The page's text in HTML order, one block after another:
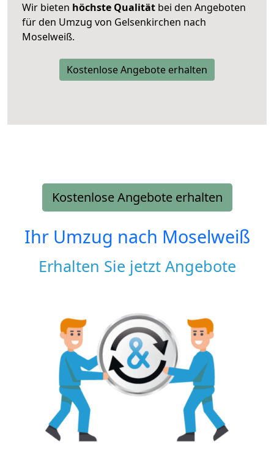
Wir bieten höchste Qualität bei den Angeboten
für den Umzug von Gelsenkirchen nach
Moselweiß.
Kostenlose Angebote erhalten
Kostenlose Angebote erhalten
Ihr Umzug nach Moselweiß
Erhalten Sie jetzt Angebote